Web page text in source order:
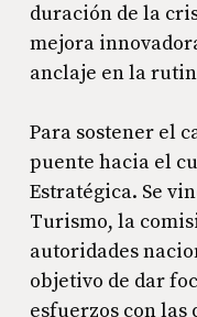
duración de la
mejora
anclaje en la
Para sostener el
puente hacia el
Estratégica. Se
Turismo, la
autoridades
objetivo de dar
esfuerzos con las